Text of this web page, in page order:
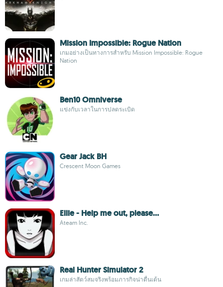
Mission Impossible: Rogue Nation
เกมอย่างเป็นทางการสำหรับ Mission Impossible: Rogue
Nation
Ben10 Omniverse
แข่งกับเวลาในการปลดระเบิด
Gear Jack BH
Crescent Moon Games
Ellie - Help me out, please...
Ateam Inc.
Real Hunter Simulator 2
เกมล่าสัตว์สมจริงพร้อมภารกิจน่าตื่นเต้น